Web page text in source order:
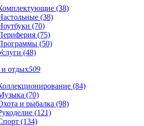
(38)
(38)
(70)
(75)
(50)
(48)
отдых509
(84)
(70)
и рыбалка (98)
(121)
(134)